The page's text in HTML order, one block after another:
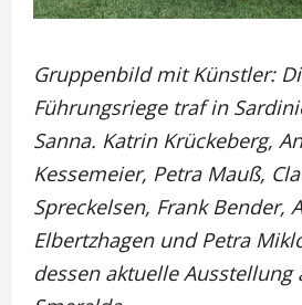
Gruppenbild mit Künstler:
Führungsriege traf in
Sanna. Katrin Krückeberg,
Kessemeier, Petra Mauß,
Spreckelsen, Frank Bender,
Elbertzhagen und Petra
dessen aktuelle Ausstellung